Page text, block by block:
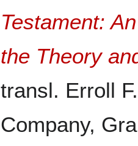
Testament:
the Theory
transl. Erroll
Company,